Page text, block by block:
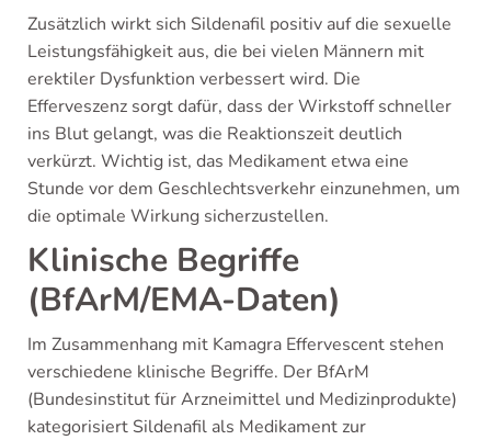
Zusätzlich wirkt sich Sildenafil positiv auf die sexuelle
Leistungsfähigkeit aus, die bei vielen Männern mit
erektiler Dysfunktion verbessert wird. Die
Efferveszenz sorgt dafür, dass der Wirkstoff schneller
ins Blut gelangt, was die Reaktionszeit deutlich
verkürzt. Wichtig ist, das Medikament etwa eine
Stunde vor dem Geschlechtsverkehr einzunehmen, um
die optimale Wirkung sicherzustellen.
Klinische Begriffe
(BfArM/EMA-Daten)
Im Zusammenhang mit Kamagra Effervescent stehen
verschiedene klinische Begriffe. Der BfArM
(Bundesinstitut für Arzneimittel und Medizinprodukte)
kategorisiert Sildenafil als Medikament zur